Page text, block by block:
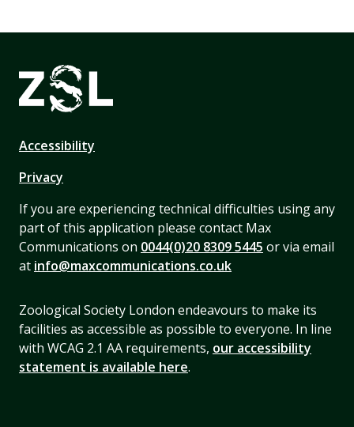
Accessibility
Privacy
If you are experiencing technical difficulties using any
part of this application please contact Max
Communications on 0044(0)20 8309 5445 or via email
at info@maxcommunications.co.uk
Zoological Society London endeavours to make its
facilities as accessible as possible to everyone. In line
with WCAG 2.1 AA requirements, our accessibility
statement is available here.